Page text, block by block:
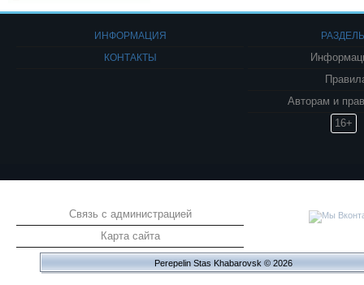
ИНФОРМАЦИЯ
КОНТАКТЫ
Авторам и
16+
Связь с администрацией
Карта сайта
Perepelin Stas Khabarovsk © 2026